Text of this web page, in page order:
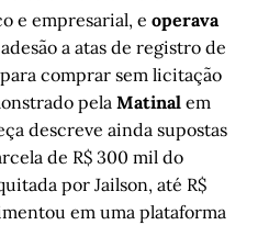
e empresarial, e operava
adesão a atas de registro de
comprar sem licitação
pela Matinal em
descreve ainda supostas
de R$ 300 mil do
por Jailson, até R$
em uma plataforma